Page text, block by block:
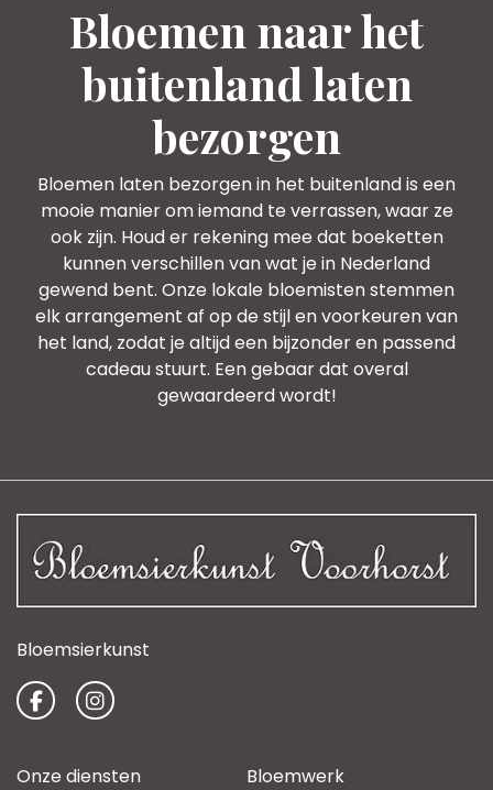
Bloemen naar het
buitenland laten
bezorgen
Bloemen laten bezorgen in het buitenland is een
mooie manier om iemand te verrassen, waar ze
ook zijn. Houd er rekening mee dat boeketten
kunnen verschillen van wat je in Nederland
gewend bent. Onze lokale bloemisten stemmen
elk arrangement af op de stijl en voorkeuren van
het land, zodat je altijd een bijzonder en passend
cadeau stuurt. Een gebaar dat overal
gewaardeerd wordt!
Bloemsierkunst
Onze diensten Bloemwerk